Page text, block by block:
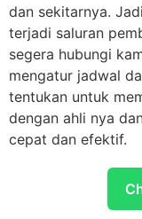
dan sekitarnya.
terjadi saluran
segera hubungi
mengatur jadwal
tentukan untuk
dengan ahli nya
cepat dan efektif.